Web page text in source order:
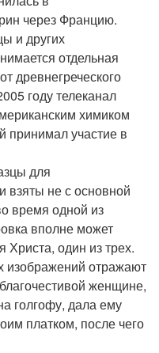
через Францию.
и других
отдельная
древнегреческого
году телеканал
химиком
участие в
для
взяты не с основной
время одной из
вполне может
Христа, один из трех.
изображений отражают
женщине,
голгофу, дала ему
платком, после чего